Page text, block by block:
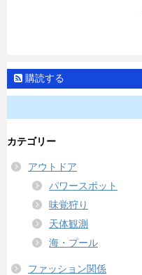
購読する
カテゴリー
アウトドア
パワースポット
味覚狩り
天体観測
海・プール
ファッション関係